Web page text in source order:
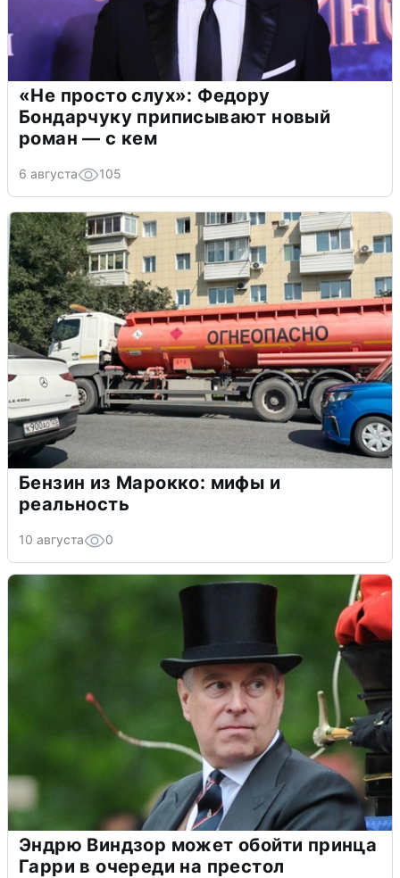
«Не просто слух»: Федору
Бондарчуку приписывают новый
роман — с кем
6 августа 105
Бензин из Марокко: мифы и
реальность
10 августа 0
Эндрю Виндзор может обойти принца
Гарри в очереди на престол